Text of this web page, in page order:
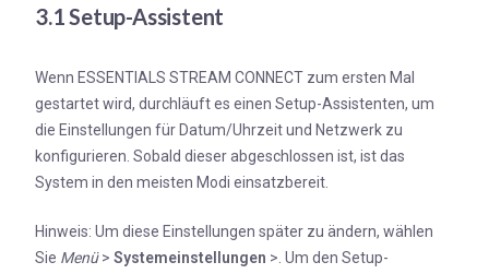
3.1 Setup-Assistent
Wenn ESSENTIALS STREAM CONNECT zum ersten Mal
gestartet wird, durchläuft es einen Setup-Assistenten, um
die Einstellungen für Datum/Uhrzeit und Netzwerk zu
konfigurieren. Sobald dieser abgeschlossen ist, ist das
System in den meisten Modi einsatzbereit.
Hinweis: Um diese Einstellungen später zu ändern, wählen
Sie Menü> Systemeinstellungen >. Um den Setup-